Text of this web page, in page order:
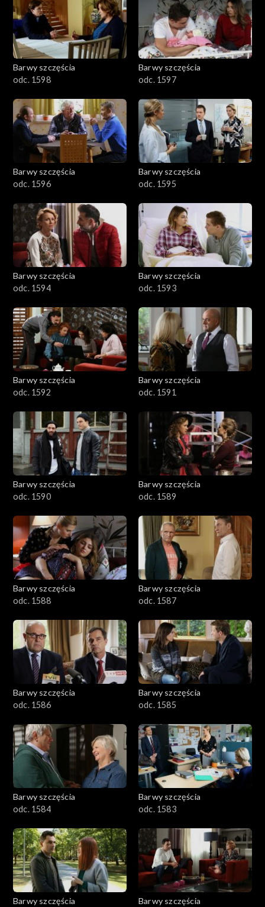
2801–2900
2701–2800
2501–2600
2401–2500
2301–2400
2201–2300
2101–2200
2001–2100
1801–1900
1701–1800
1601–1700
1501–1600
1401–1500
1301–1400
1101–1200
1001–1100
901–1000
801–900
782–800
Barwy szczęścia
odc. 1598
Barwy szczęścia
odc. 1597
Barwy szczęścia
odc. 1596
Barwy szczęścia
odc. 1595
Barwy szczęścia
odc. 1594
Barwy szczęścia
odc. 1593
Barwy szczęścia
odc. 1592
Barwy szczęścia
odc. 1591
Barwy szczęścia
odc. 1590
Barwy szczęścia
odc. 1589
Barwy szczęścia
odc. 1588
Barwy szczęścia
odc. 1587
Barwy szczęścia
odc. 1586
Barwy szczęścia
odc. 1585
Barwy szczęścia
odc. 1584
Barwy szczęścia
odc. 1583
Barwy szczęścia
Barwy szczęścia